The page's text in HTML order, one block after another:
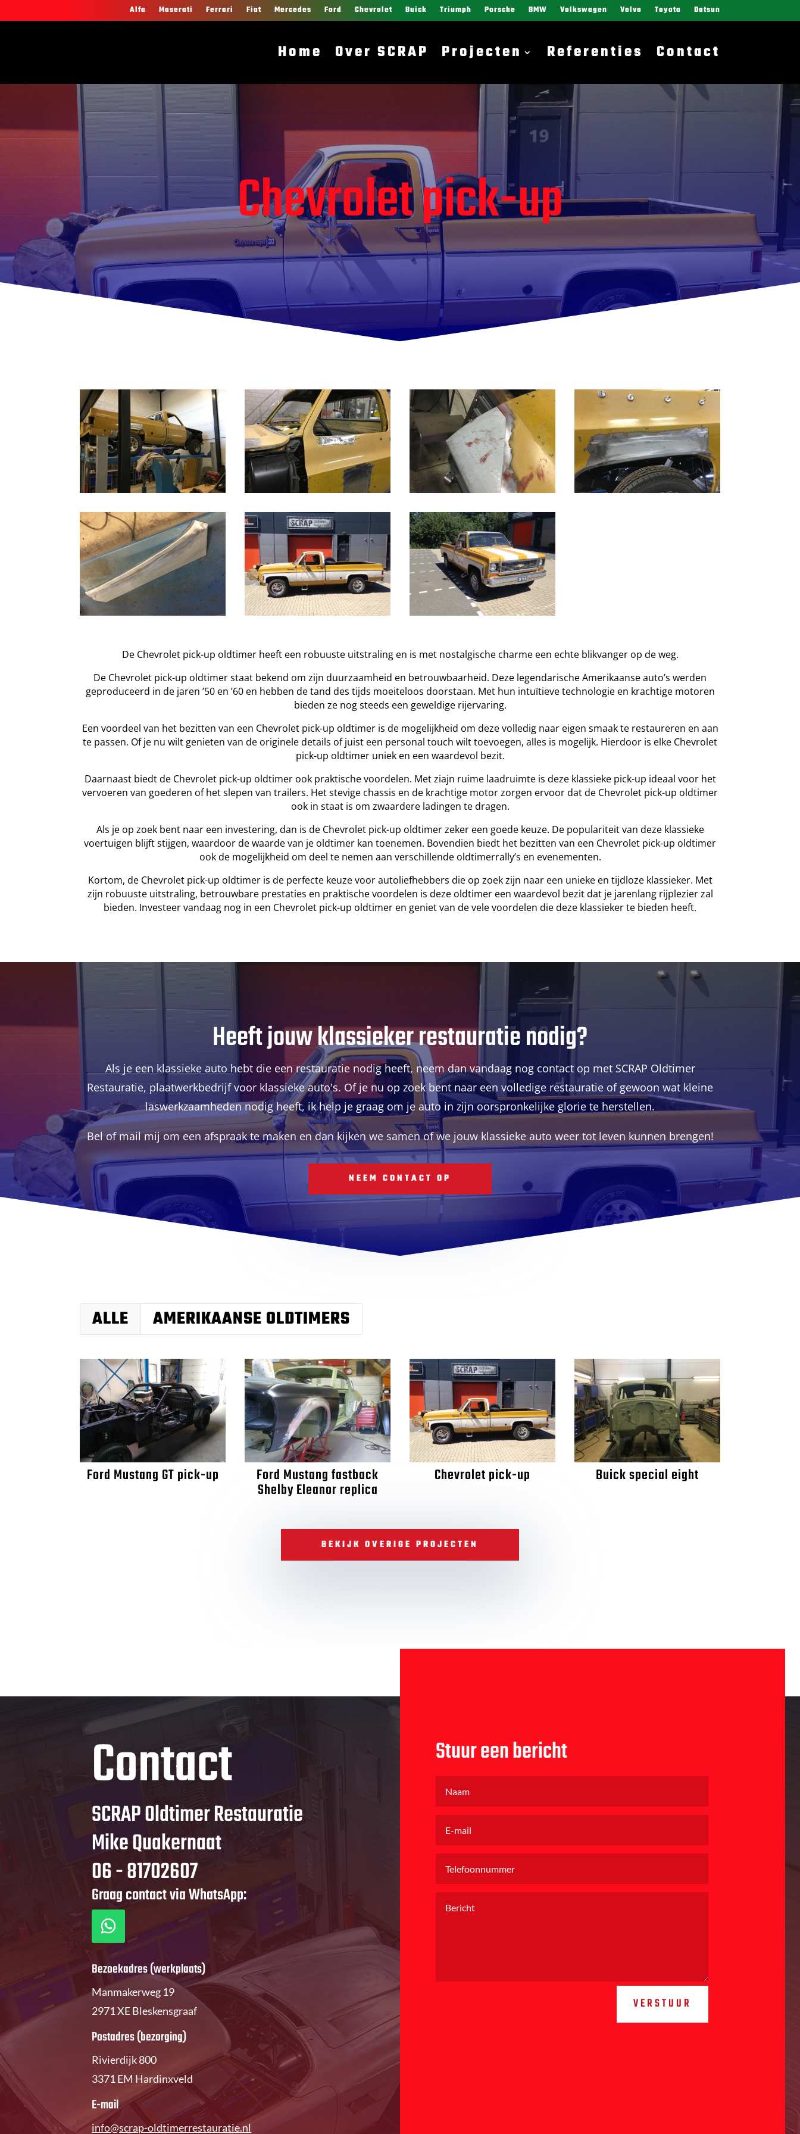
Alfa Maserati Ferrari Fiat Mercedes Ford Chevrolet Buick Triumph Porsche BMW Volkswagen Volvo Toyota Datsun
Home Over SCRAP Projecten Referenties Contact
Chevrolet pick-up
De Chevrolet pick-up oldtimer heeft een robuuste uitstraling en is met nostalgische charme een echte blikvanger op de weg.
De Chevrolet pick-up oldtimer staat bekend om zijn duurzaamheid en betrouwbaarheid. Deze legendarische Amerikaanse auto’s werden
geproduceerd in de jaren ’50 en ’60 en hebben de tand des tijds moeiteloos doorstaan. Met hun intuïtieve technologie en krachtige motoren
bieden ze nog steeds een geweldige rijervaring.
Een voordeel van het bezitten van een Chevrolet pick-up oldtimer is de mogelijkheid om deze volledig naar eigen smaak te restaureren en aan
te passen. Of je nu wilt genieten van de originele details of juist een personal touch wilt toevoegen, alles is mogelijk. Hierdoor is elke Chevrolet
pick-up oldtimer uniek en een waardevol bezit.
Daarnaast biedt de Chevrolet pick-up oldtimer ook praktische voordelen. Met ziajn ruime laadruimte is deze klassieke pick-up ideaal voor het
vervoeren van goederen of het slepen van trailers. Het stevige chassis en de krachtige motor zorgen ervoor dat de Chevrolet pick-up oldtimer
ook in staat is om zwaardere ladingen te dragen.
Als je op zoek bent naar een investering, dan is de Chevrolet pick-up oldtimer zeker een goede keuze. De populariteit van deze klassieke
voertuigen blijft stijgen, waardoor de waarde van je oldtimer kan toenemen. Bovendien biedt het bezitten van een Chevrolet pick-up oldtimer
ook de mogelijkheid om deel te nemen aan verschillende oldtimerrally’s en evenementen.
Kortom, de Chevrolet pick-up oldtimer is de perfecte keuze voor autoliefhebbers die op zoek zijn naar een unieke en tijdloze klassieker. Met
zijn robuuste uitstraling, betrouwbare prestaties en praktische voordelen is deze oldtimer een waardevol bezit dat je jarenlang rijplezier zal
bieden. Investeer vandaag nog in een Chevrolet pick-up oldtimer en geniet van de vele voordelen die deze klassieker te bieden heeft.
Heeft jouw klassieker restauratie nodig?
Als je een klassieke auto hebt die een restauratie nodig heeft, neem dan vandaag nog contact op met SCRAP Oldtimer
Restauratie, plaatwerkbedrijf voor klassieke auto's. Of je nu op zoek bent naar een volledige restauratie of gewoon wat kleine
laswerkzaamheden nodig heeft, ik help je graag om je auto in zijn oorspronkelijke glorie te herstellen.
Bel of mail mij om een afspraak te maken en dan kijken we samen of we jouw klassieke auto weer tot leven kunnen brengen!
NEEM CONTACT OP
ALLE AMERIKAANSE OLDTIMERS
Ford Mustang GT pick-up Ford Mustang fastback
Shelby Eleanor replica
Chevrolet pick-up Buick special eight
BEKIJK OVERIGE PROJECTEN
Contact
SCRAP Oldtimer Restauratie
Mike Quakernaat
06 - 81702607
Graag contact via WhatsApp:
Bezoekadres (werkplaats)
Manmakerweg 19
2971 XE Bleskensgraaf
Postadres (bezorging)
Rivierdijk 800
3371 EM Hardinxveld
E-mail
info@scrap-oldtimerrestauratie.nl
Stuur een bericht
VERSTUUR